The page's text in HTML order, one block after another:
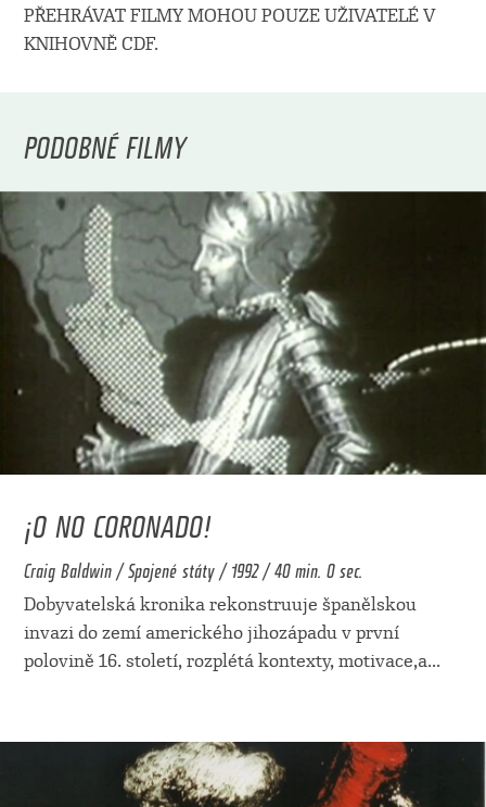
PŘEHRÁVAT FILMY MOHOU POUZE UŽIVATELÉ V
KNIHOVNĚ CDF.
PODOBNÉ FILMY
¡O NO CORONADO!
Craig Baldwin / Spojené státy / 1992 / 40 min. 0 sec.
Dobyvatelská kronika rekonstruuje španělskou
invazi do zemí amerického jihozápadu v první
polovině 16. století, rozplétá kontexty, motivace,a...